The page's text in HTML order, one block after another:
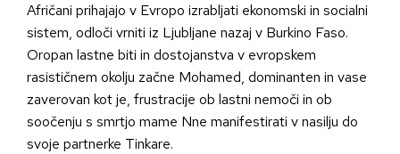
Afričani prihajajo v Evropo izrabljati ekonomski in socialni
sistem, odloči vrniti iz Ljubljane nazaj v Burkino Faso.
Oropan lastne biti in dostojanstva v evropskem
rasističnem okolju začne Mohamed, dominanten in vase
zaverovan kot je, frustracije ob lastni nemoči in ob
soočenju s smrtjo mame Nne manifestirati v nasilju do
svoje partnerke Tinkare.